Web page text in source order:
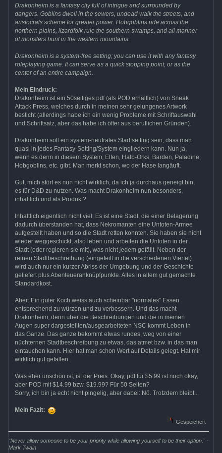
Drakonheim is a fantasy city full of intrigue and surrounded by
dangers. Goblins dwell in the sewers, undead walk the streets, and
aristocrats scheme for greater power. Hobgoblins ride across the
northern plains, lizardfolk rule the southern swamps, and all manner
of monsters hunt in the western mountains.
Drakonheim is a system-free setting; you can use it with any fantasy
roleplaying game. It can serve as a quick stopping point, or as the
center of an entire campaign.
Mein Eindruck:
Drakonheim ist ein 50seitiges pdf (als POD erhältlich) von Sneak
Attack Press, welches durch in meinen sehr gelungenes Artwork
besticht (allerdings habe ich ein wenig Probleme mit Schriftauswahl
und Schriftsatz, aber das habe ich öfter aus beruflichen Gründen).
Drakonheim soll ein system-neutrales Stadtsetting sein, dass man
quasi in jedes Fantasy-Setting/System eingliedern kann. Nun ja,
wenn es denn in diesem System, Elfen, Halb-Orks, Barden, Paladine,
Hobgoblins, etc. gibt. Man merkt schon, wo der Hase langäuft.
Gut, mich stört es nun nicht wirklich, da ich ja durchaus geneigt bin,
es für D&D zu nutzen. Was macht Drakonheim nun besonders,
inhaltlich und als Produkt?
Inhaltlich eigentlich nicht viel: Es ist eine Stadt, die einer Belagerung
dadurch überstanden hat, dass Nekromanten eine Untoten-Armee
aufgestellt haben und so die Stadt retten konnten. Sie haben sie nicht
wieder weggeschickt, also leben und arbeiten die Untoten in der
Stadt (oder regieren sie mit), was nicht jedem gefällt. Neben der
reinen Stadtbeschreibung (eingeteilt in die verschiedenen Viertel)
wird auch nur ein kurzer Abriss der Umgebung und der Geschichte
geliefert plus Abenteueranknüpfpunkte. Alles in allem gut gemachte
Standardkost.
Aber: Ein guter Koch weiss auch scheinbar "normales" Essen
entsprechend zu würzen und zu verbessern. Und das macht
Drakonheim, denn über die Beschreibungen und die in meinen
Augen super dargestellten/ausgearbeiteten NSC kommt Leben in
das Ganze. Das ganze bekommt etwas rundes, weg von einer
nüchternen Stadtbeschreibung zu etwas, das atmet bzw. in das man
eintauchen kann. Hier hat man schon Wert auf Details gelegt. Hat mir
wirklich gut gefallen.
Was eher unschön ist, ist der Preis. Okay, pdf für $5.99 ist noch okay,
aber POD mit $14.99 bzw. $19.99? Für 50 Seiten?
Sorry, ich bin ja echt nicht pingelig, aber dabei: Nö. Trotzdem bleibt...
Mein Fazit:
Gespeichert
“Never allow someone to be your priority while allowing yourself to be their option.” -
Mark Twain